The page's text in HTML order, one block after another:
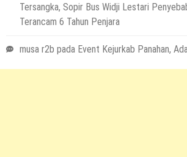
Tersangka, Sopir Bus Widji Lestari
Terancam 6 Tahun Penjara
musa r2b pada Event Kejurkab Panahan,